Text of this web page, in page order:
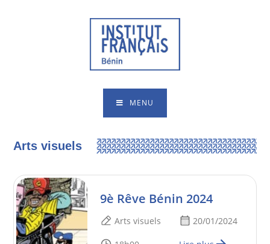
MENU
Arts visuels
9è Rêve Bénin 2024
Arts visuels 20/01/2024